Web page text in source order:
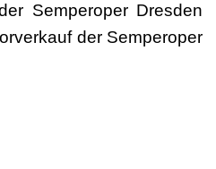
Semperoper Dresden
der Semperoper